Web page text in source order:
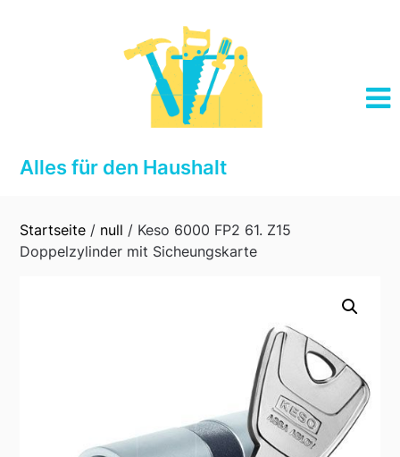
Alles für den Haushalt
Startseite / null / Keso 6000 FP2 61. Z15
Doppelzylinder mit Sicheungskarte